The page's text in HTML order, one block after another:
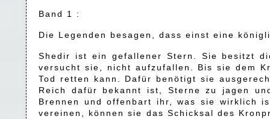
Band 1 :
Die Legenden besagen, dass einst eine
Shedir ist ein gefallener Stern. Sie besitzt
versucht sie, nicht aufzufallen. Bis sie dem
Tod retten kann. Dafür benötigt sie
Reich dafür bekannt ist, Sterne zu jagen
Brennen und offenbart ihr, was sie wirklich
vereinen, können sie das Schicksal des